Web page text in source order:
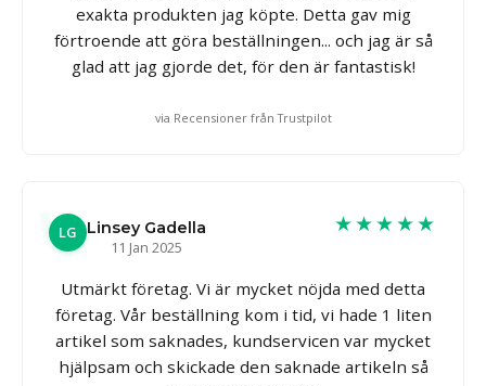
exakta produkten jag köpte. Detta gav mig
förtroende att göra beställningen... och jag är så
glad att jag gjorde det, för den är fantastisk!
via Recensioner från Trustpilot
LG
Linsey Gadella
11 Jan 2025
★★★★★
Utmärkt företag. Vi är mycket nöjda med detta
företag. Vår beställning kom i tid, vi hade 1 liten
artikel som saknades, kundservicen var mycket
hjälpsam och skickade den saknade artikeln så